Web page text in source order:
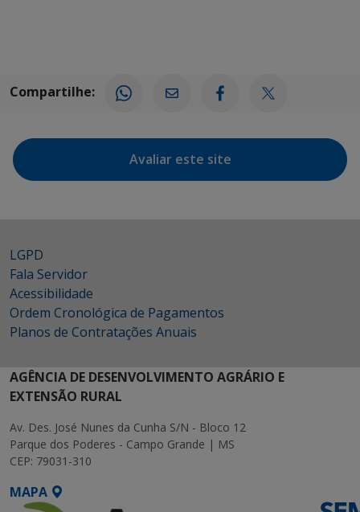
Compartilhe:
Avaliar este site
LGPD
Fala Servidor
Acessibilidade
Ordem Cronológica de Pagamentos
Planos de Contratações Anuais
AGÊNCIA DE DESENVOLVIMENTO AGRÁRIO E
EXTENSÃO RURAL
Av. Des. José Nunes da Cunha S/N - Bloco 12
Parque dos Poderes - Campo Grande | MS
CEP: 79031-310
MAPA